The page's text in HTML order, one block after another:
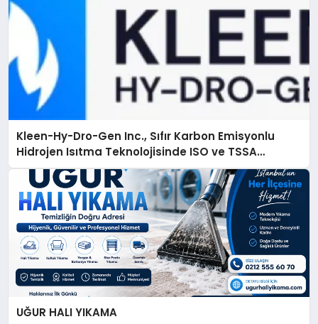
Kleen-Hy-Dro-Gen Inc., Sıfır Karbon Emisyonlu
Hidrojen Isıtma Teknolojisinde ISO ve TSSA
Düzenleyici Onaylarını Aldı
UĞUR HALI YIKAMA